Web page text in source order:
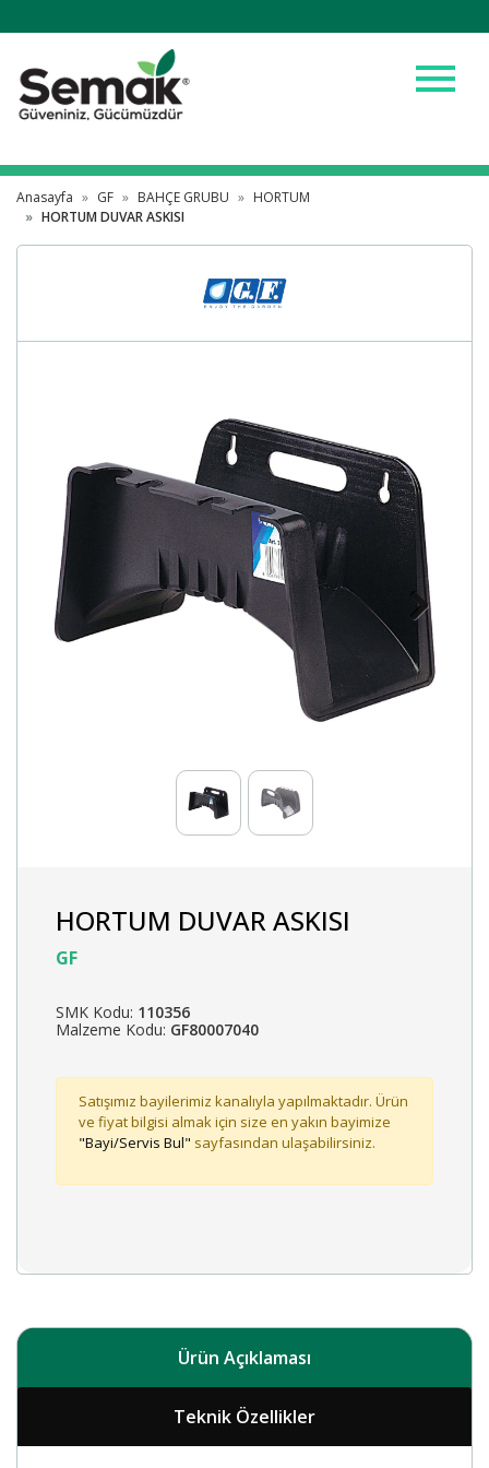
menu
Anasayfa GF BAHÇE GRUBU
HORTUM
HORTUM DUVAR ASKISI
Next
HORTUM DUVAR ASKISI
GF
SMK Kodu: 110356
Malzeme Kodu: GF80007040
Satışımız bayilerimiz kanalıyla yapılmaktadır. Ürün
ve fiyat bilgisi almak için size en yakın bayimize
"Bayi/Servis Bul" sayfasından ulaşabilirsiniz.
Ürün Açıklaması
Teknik Özellikler